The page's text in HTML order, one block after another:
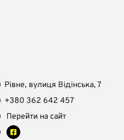
Рівне, вулиця Відінська, 7
+380 362 642 457
Перейти на сайт